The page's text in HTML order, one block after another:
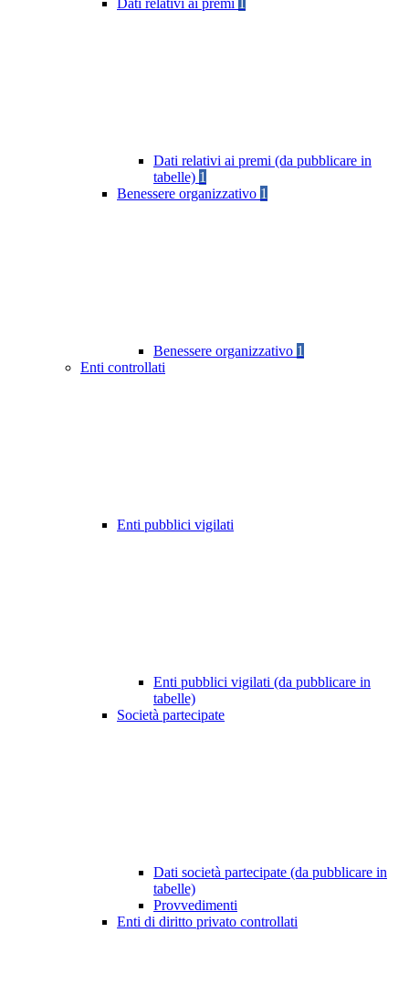
Dati relativi ai premi
Dati relativi ai premi (da pubblicare in
tabelle) 1
Benessere organizzativo 1
Benessere organizzativo 1
Enti controllati
Enti pubblici vigilati
Enti pubblici vigilati (da pubblicare in
tabelle)
Società partecipate
Dati società partecipate (da pubblicare in
tabelle)
Provvedimenti
Enti di diritto privato controllati